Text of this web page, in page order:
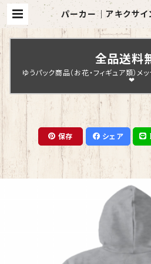
パーカー｜アキクサイ
【型番 P-138】 |
全品送料
ゆうパック商品（お花・フィギュア類）
❤
保存 シェア